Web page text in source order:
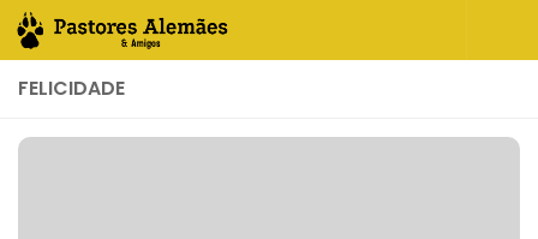
Skip to content
FELICIDADE